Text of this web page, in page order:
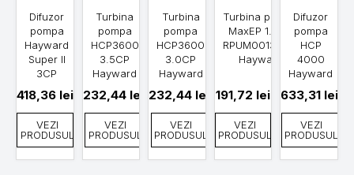
Difuzor
pompa
Hayward
Super II
3CP
418,36 lei
VEZI
PRODUSUL
Turbina
pompa
HCP3600
3.5CP
Hayward
232,44 lei
VEZI
PRODUSUL
Turbina
pompa
HCP3600
3.0CP
Hayward
232,44 lei
VEZI
PRODUSUL
Turbina pompa
MaxEP 1.5CP
RPUM0013.09R
Hayward
191,72 lei
VEZI
PRODUSUL
Difuzor
pompa
HCP
4000
Hayward
633,31 lei
VEZI
PRODUSUL